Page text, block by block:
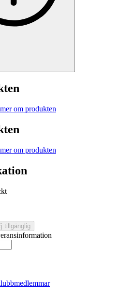
om produkten
om produkten
tillgänglig